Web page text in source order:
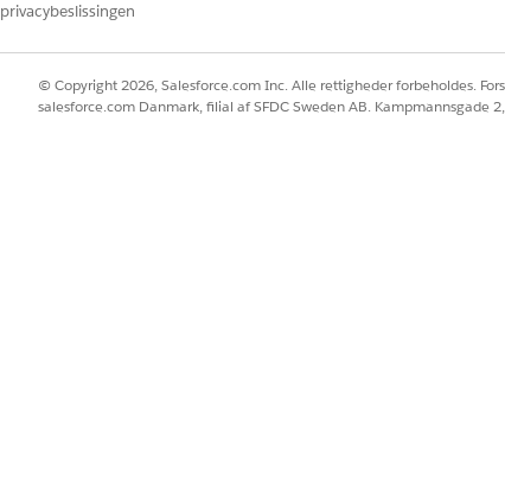
© Copyright 2026, Salesforce.com Inc. Alle rettigheder forbeholdes.
salesforce.com Danmark, filial af SFDC Sweden AB. Kampmannsgade